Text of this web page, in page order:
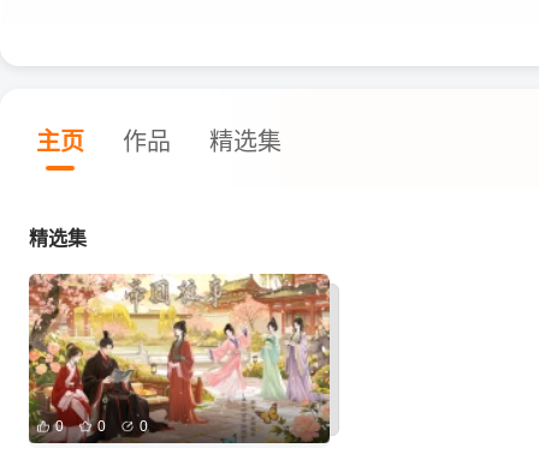
主页 作品 精选集
精选集
0 0 0